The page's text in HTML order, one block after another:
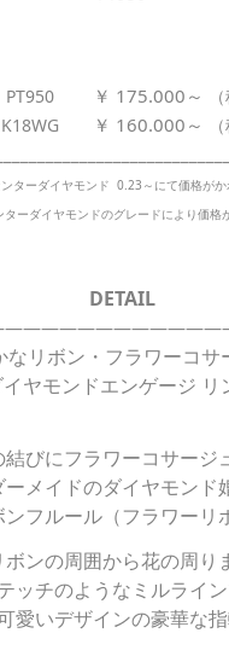
￥ 175.000～
￥ 160.000～
ターダイヤモンド 0.23～にて価格がか
ーダイヤモンドのグレードにより価格
DETAIL
なリボン・フラワーコサ
イヤモンドエンゲージ リ
結びにフラワーコサージ
ーメイドのダイヤモンド
ンフルール（フラワーリ
ボンの周囲から花の周り
ッチのようなミルライ
愛いデザインの豪華な